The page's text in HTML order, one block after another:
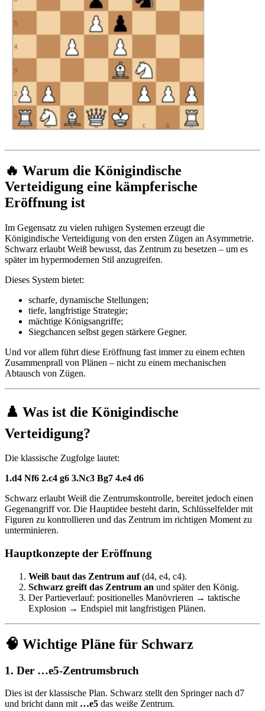
🔥 Warum die Königindische
Verteidigung eine kämpferische
Eröffnung ist
Im Gegensatz zu vielen ruhigen Systemen erzeugt die
Königindische Verteidigung von den ersten Zügen an Asymmetrie.
Schwarz erlaubt Weiß bewusst, das Zentrum zu besetzen – um es
später im hypermodernen Stil anzugreifen.
Dieses System bietet:
scharfe, dynamische Stellungen;
tiefe, langfristige Strategie;
mächtige Königsangriffe;
Siegchancen selbst gegen stärkere Gegner.
Und vor allem führt diese Eröffnung fast immer zu einem echten
Zusammenprall von Plänen – nicht zu einem mechanischen
Abtausch von Zügen.
♟️ Was ist die Königindische
Verteidigung?
Die klassische Zugfolge lautet:
1.d4 Nf6 2.c4 g6 3.Nc3 Bg7 4.e4 d6
Schwarz erlaubt Weiß die Zentrumskontrolle, bereitet jedoch einen
Gegenangriff vor. Die Hauptidee besteht darin, Schlüsselfelder mit
Figuren zu kontrollieren und das Zentrum im richtigen Moment zu
unterminieren.
Hauptkonzepte der Eröffnung
Weiß baut das Zentrum auf(d4, e4, c4).
Schwarz greift das Zentrum an und später den König.
Der Partieverlauf: positionelles Manövrieren → taktische
Explosion → Endspiel mit langfristigen Plänen.
🧠 Wichtige Pläne für Schwarz
1. Der …e5-Zentrumsbruch
Dies ist der klassische Plan. Schwarz stellt den Springer nach d7
und bricht dann mit …e5 das weiße Zentrum.